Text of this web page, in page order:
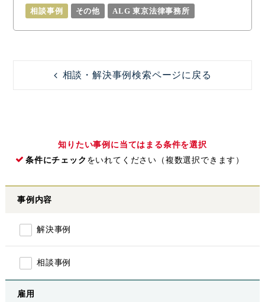
相談事例 その他 ALG 東京法律事務所
相談・解決事例検索ページに戻る
知りたい事例に当てはまる条件を選択
条件にチェック をいれてください（複数選択できます）
事例内容
解決事例
相談事例
雇用